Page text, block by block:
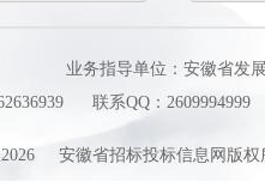
业务指导单位：安徽省发
联系QQ：2609994999
2026 安徽省招标投标信息网版